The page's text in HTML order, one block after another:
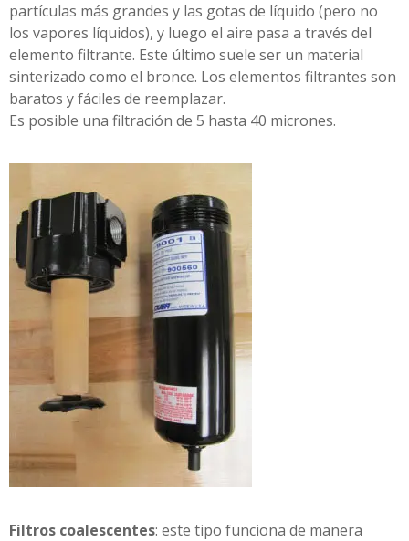
partículas más grandes y las gotas de líquido (pero no
los vapores líquidos), y luego el aire pasa a través del
elemento filtrante. Este último suele ser un material
sinterizado como el bronce. Los elementos filtrantes son
baratos y fáciles de reemplazar.
Es posible una filtración de 5 hasta 40 micrones.
Filtros coalescentes: este tipo funciona de manera